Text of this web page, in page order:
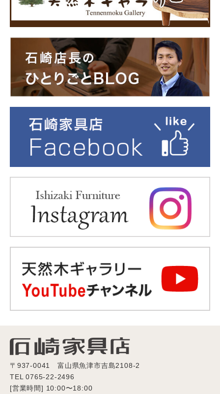
〒937-0041 富山県魚津市吉島2108-2
TEL 0765-22-2496
[営業時間] 10:00〜18:00